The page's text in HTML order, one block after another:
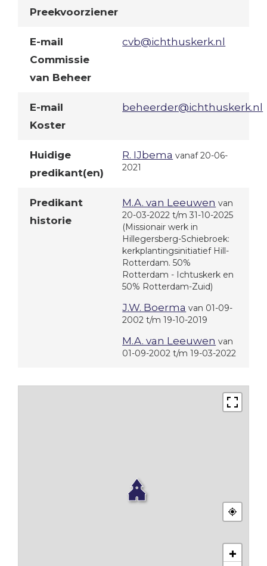
Preekvoorziener
E-mail
Commissie
van Beheer
cvb@ichthuskerk.nl
E-mail
Koster
beheerder@ichthuskerk.nl
Huidige
predikant(en)
R. IJbema vanaf 20-06-
2021
Predikant
historie
M.A. van Leeuwen van
20-03-2022 t/m 31-10-2025
(Missionair werk in
Hillegersberg-Schiebroek:
kerkplantingsinitiatief Hill-
Rotterdam. 50%
Rotterdam - Ichtuskerk en
50% Rotterdam-Zuid)
J.W. Boerma van 01-09-
2002 t/m 19-10-2019
M.A. van Leeuwen van
01-09-2002 t/m 19-03-2022
+